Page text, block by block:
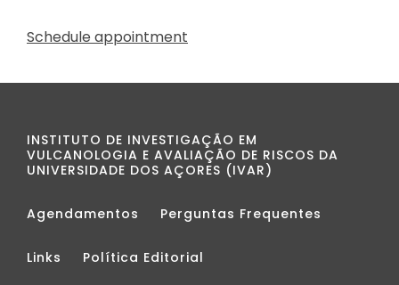
Schedule appointment
INSTITUTO DE INVESTIGAÇÃO EM
VULCANOLOGIA E AVALIAÇÃO DE RISCOS DA
UNIVERSIDADE DOS AÇORES (IVAR)
Agendamentos Perguntas Frequentes
Links Política Editorial